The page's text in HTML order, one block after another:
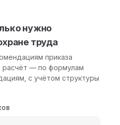
нужно
труда
приказа
— по формулам
с учётом структуры